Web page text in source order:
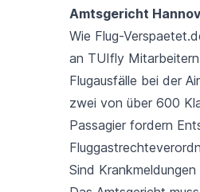
Amtsgericht
Wie Flug-
an TUIfly
Flugausfälle bei der
zwei von über 600
Passagier fordern
Sind